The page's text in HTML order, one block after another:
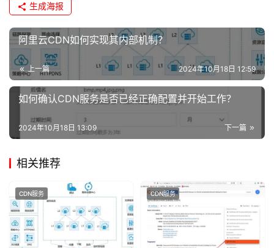
生成海报
阿里云CDN如何实现其内部机制？
上一篇 2024年10月18日 12:59
如何确认CDN服务是否已经正确配置并开始工作？
下一篇
2024年10月18日 13:09
相关推荐
CDN服务 CDN服务